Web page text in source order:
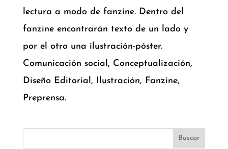
lectura a modo de fanzine. Dentro del
fanzine encontrarán texto de un lado y
por el otro una ilustración-póster.
Comunicación social, Conceptualización,
Diseño Editorial, Ilustración, Fanzine,
Preprensa.